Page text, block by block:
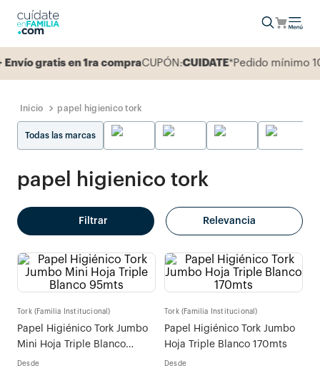
gratis en 1ra compraCUPÓN:CUIDATE*Pedido mínimo
papel higienico tork
Todas las marcas
papel higienico tork
Filtrar Relevancia
Tork (Familia Institucional)
Papel Higiénico Tork Jumbo
Mini Hoja Triple Blanco
95mts
Desde
Tork (Familia Institucional)
Papel Higiénico Tork Jumbo
Hoja Triple Blanco 170mts
Desde